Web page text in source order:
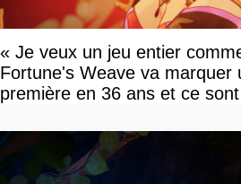
« Je veux un jeu entier
Fortune's Weave va marquer
première en 36 ans et ce